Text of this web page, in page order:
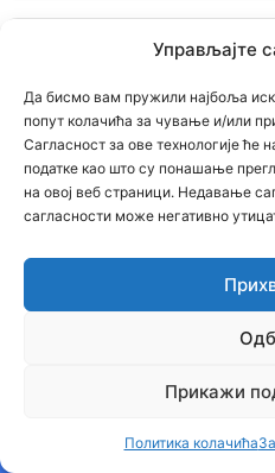
Управљајте
Да бисмо вам пружили најбоља
попут колачића за чување и/или
Сагласност за ове технологије ће
податке као што су понашање
на овој веб страници. Недавање
сагласности може негативно
Прикажи
Политика колачића
Кликните на слику за